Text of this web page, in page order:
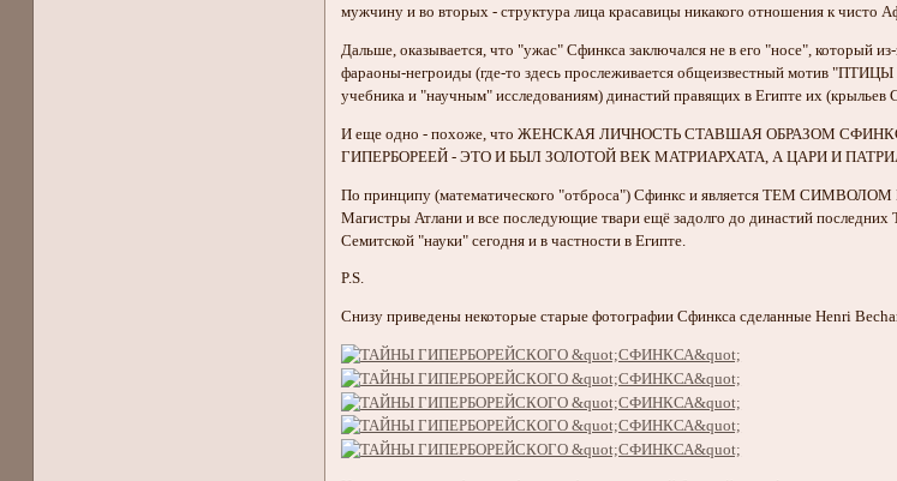
мужчину и во вторых - структура лица красавицы никакого отношения к
Дальше, оказывается, что "ужас" Сфинкса заключался не в его "носе", который
фараоны-негроиды (где-то здесь прослеживается общеизвестный мотив
учебника и "научным" исследованиям) династий правящих в Египте их (крыльев
И еще одно - похоже, что ЖЕНСКАЯ ЛИЧНОСТЬ СТАВШАЯ ОБРАЗОМ
ГИПЕРБОРЕЕЙ - ЭТО И БЫЛ ЗОЛОТОЙ ВЕК МАТРИАРХАТА, А ЦАРИ И
По принципу (математического "отброса") Сфинкс и является ТЕМ
Магистры Атлани и все последующие твари ещё задолго до династий
Семитской "науки" сегодня и в частности в Египте.
P.S.
Снизу приведены некоторые старые фотографии Сфинкса сделанные Henri